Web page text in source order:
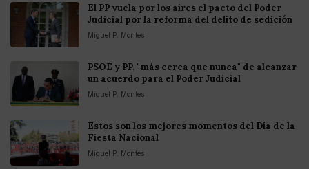
El PP vuela por los aires el pacto del Poder
Judicial por la reforma del delito de sedición
Miguel P. Montes
PSOE y PP, "más cerca que nunca" de alcanzar
un acuerdo para el Poder Judicial
Miguel P. Montes
Estos son los mejores momentos del Día de la
Fiesta Nacional
Miguel P. Montes